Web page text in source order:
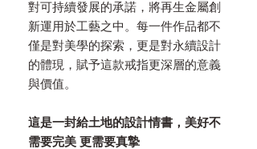
對可持續發展的承諾，將再生金屬創
新運用於工藝之中。每一件作品都不
僅是對美學的探索，更是對永續設計
的體現，賦予這款戒指更深層的意義
與價值。
這是一封給土地的設計情書，美好不
需要完美 更需要真摯